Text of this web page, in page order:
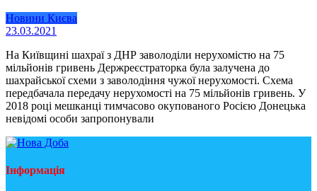
Новини Києва
23.03.2021
На Київщині шахраї з ДНР заволоділи нерухомістю на 75
мільйонів гривень Держреєстраторка була залучена до
шахрайської схеми з заволодіння чужої нерухомості. Схема
передбачала передачу нерухомості на 75 мільйонів гривень. У
2018 році мешканці тимчасово окупованого Росією Донецька
невідомі особи запропонували
Інформація